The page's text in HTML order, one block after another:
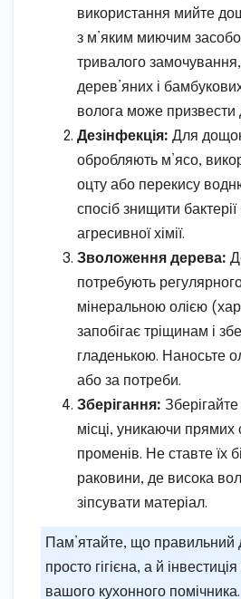
використання мийте
з м’яким миючим
тривалого
дерев’яних і
волога може призвести
Дезінфекція: Для
обробляють м’ясо,
оцту або перекису
спосіб знищити
агресивної хімії.
Зволоження дерева:
потребують
мінеральною олією
запобігає тріщинам і
гладенькою. Наносьте
або за потреби.
Зберігання:
місці, уникаючи прямих
променів. Не ставте їх
раковини, де висока
зіпсувати матеріал.
Пам’ятайте, що правильний
просто гігієна, а й
вашого кухонного помічника.